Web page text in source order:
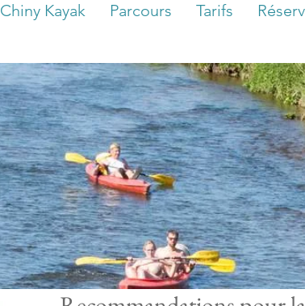
Chiny Kayak Parcours Tarifs